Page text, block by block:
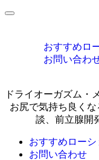
おすすめロ
お問い合わ
ドライオーガズム・
お尻で気持ち良く
談、前立腺開
おすすめローシ
お問い合わせ